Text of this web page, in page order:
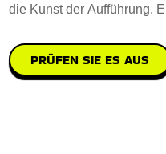
die Kunst der Aufführung.
PRÜFEN SIE ES AUS